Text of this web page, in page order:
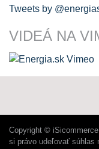
Tweets by
VIDEÁ NA
Copyright ©
si právo udeľovať súhlas